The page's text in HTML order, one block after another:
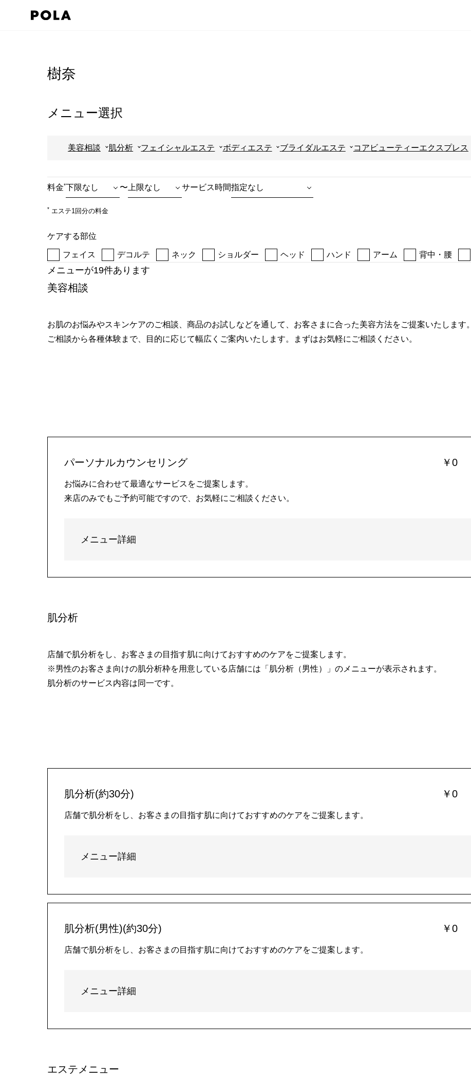
樹奈
メニュー選択
美容相談 肌分析 フェイシャルエステ ボディエステ ブライダルエステ コアビューティーエクスプレス
料金* 〜 サービス時間
* エステ1回分の料金
ケアする部位
フェイス デコルテ ネック ショルダー ヘッド ハンド アーム 背中・腰
メニューが19件あります
美容相談
お肌のお悩みやスキンケアのご相談、商品のお試しなどを通して、お客さまに合った美容方法をご提案いたします。
ご相談から各種体験まで、目的に応じて幅広くご案内いたします。まずはお気軽にご相談ください。
パーソナルカウンセリング ￥0
お悩みに合わせて最適なサービスをご提案します。
来店のみでもご予約可能ですので、お気軽にご相談ください。
メニュー詳細
肌分析
店舗で肌分析をし、お客さまの目指す肌に向けておすすめのケアをご提案します。
※男性のお客さま向けの肌分析枠を用意している店舗には「肌分析（男性）」のメニューが表示されます。
肌分析のサービス内容は同一です。
肌分析(約30分) ￥0
店舗で肌分析をし、お客さまの目指す肌に向けておすすめのケアをご提案します。
メニュー詳細
肌分析(男性)(約30分) ￥0
店舗で肌分析をし、お客さまの目指す肌に向けておすすめのケアをご提案します。
メニュー詳細
エステメニュー